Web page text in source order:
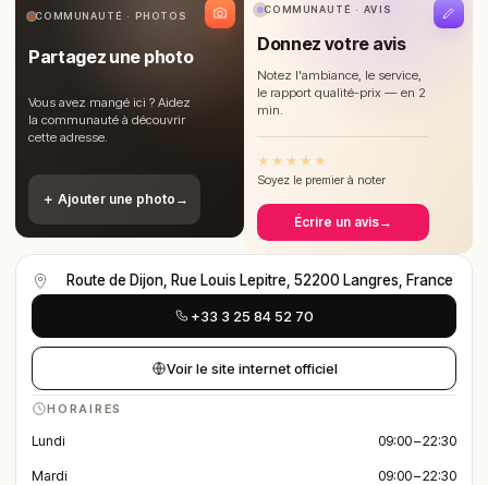
COMMUNAUTÉ · PHOTOS
Partagez une photo
Vous avez mangé ici ? Aidez
la communauté à découvrir
cette adresse.
＋ Ajouter une photo →
COMMUNAUTÉ · AVIS
Donnez votre avis
Notez l'ambiance, le service,
le rapport qualité-prix — en 2
min.
★ ★ ★ ★ ★
Soyez le premier à noter
Écrire un avis→
Route de Dijon, Rue Louis Lepitre, 52200 Langres, France
+33 3 25 84 52 70
Voir le site internet officiel
HORAIRES
Lundi 09:00 – 22:30
Mardi 09:00 – 22:30